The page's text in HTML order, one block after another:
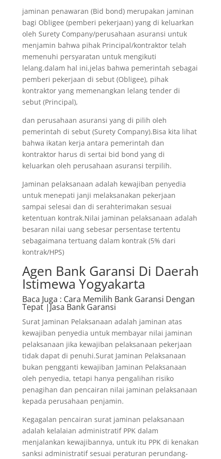
jaminan penawaran (Bid bond) merupakan jaminan
bagi Obligee (pemberi pekerjaan) yang di keluarkan
oleh Surety Company/perusahaan asuransi untuk
menjamin bahwa pihak Principal/kontraktor telah
memenuhi persyaratan untuk mengikuti
lelang.dalam hal ini,jelas bahwa pemerintah sebagai
pemberi pekerjaan di sebut (Obligee), pihak
kontraktor yang memenangkan lelang tender di
sebut (Principal),
dan perusahaan asuransi yang di pilih oleh
pemerintah di sebut (Surety Company).Bisa kita lihat
bahwa ikatan kerja antara pemerintah dan
kontraktor harus di sertai bid bond yang di
keluarkan oleh perusahaan asuransi terpilih.
Jaminan pelaksanaan adalah kewajiban penyedia
untuk menepati janji melaksanakan pekerjaan
sampai selesai dan di serahterimakan sesuai
ketentuan kontrak.Nilai jaminan pelaksanaan adalah
besaran nilai uang sebesar persentase tertentu
sebagaimana tertuang dalam kontrak (5% dari
kontrak/HPS)
Agen Bank Garansi Di Daerah
Istimewa Yogyakarta
Baca Juga : Cara Memilih Bank Garansi Dengan
Tepat |Jasa Bank Garansi
Surat Jaminan Pelaksanaan adalah jaminan atas
kewajiban penyedia untuk membayar nilai jaminan
pelaksanaan jika kewajiban pelaksanaan pekerjaan
tidak dapat di penuhi.Surat Jaminan Pelaksanaan
bukan pengganti kewajiban Jaminan Pelaksanaan
oleh penyedia, tetapi hanya pengalihan risiko
penagihan dan pencairan nilai jaminan pelaksanaan
kepada perusahaan penjamin.
Kegagalan pencairan surat jaminan pelaksanaan
adalah kelalaian administratif PPK dalam
menjalankan kewajibannya, untuk itu PPK di kenakan
sanksi administratif sesuai peraturan perundang-